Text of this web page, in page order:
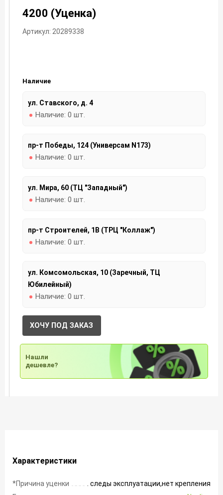
4200 (Уценка)
Артикул: 20289338
Наличие
ул. Ставского, д. 4
Наличие: 0 шт.
пр-т Победы, 124 (Универсам N173)
Наличие: 0 шт.
ул. Мира, 60 (ТЦ "Западный")
Наличие: 0 шт.
пр-т Строителей, 1В (ТРЦ "Коллаж")
Наличие: 0 шт.
ул. Комсомольская, 10 (Заречный, ТЦ
Юбилейный)
Наличие: 0 шт.
ХОЧУ ПОД ЗАКАЗ
Нашли
дешевле?
Характеристики
*Причина уценки
. следы эксплуатации,нет крепления